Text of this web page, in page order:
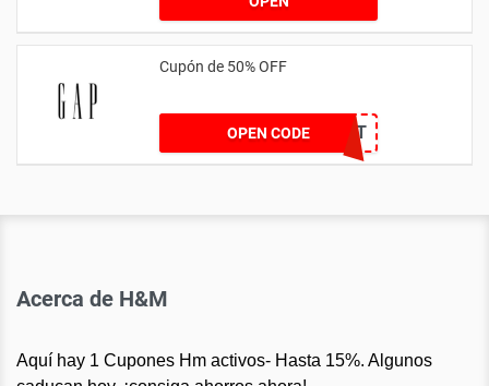
Cupón de 50% OFF
OPEN CODE TREAT
Acerca de H&M
Aquí hay 1 Cupones Hm activos- Hasta 15%. Algunos